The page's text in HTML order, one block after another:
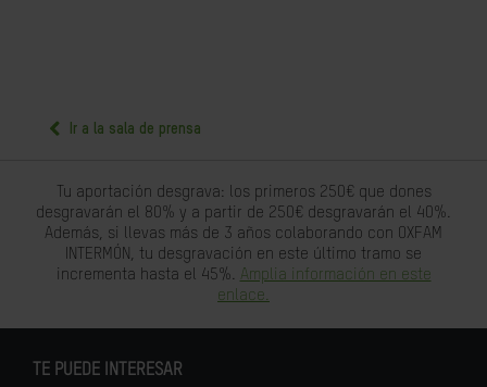
Ir a la sala de prensa
Tu aportación desgrava: los primeros 250€ que dones
desgravarán el 80% y a partir de 250€ desgravarán el 40%.
Además, si llevas más de 3 años colaborando con OXFAM
INTERMÓN, tu desgravación en este último tramo se
incrementa hasta el 45%. Amplia información en este
enlace.
TE PUEDE INTERESAR